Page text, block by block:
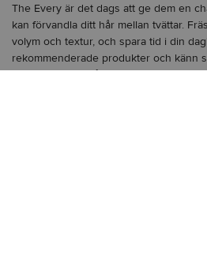
The Every är det dags att ge dem en
kan förvandla ditt hår mellan tvättar.
volym och textur, och spara tid i din
rekommenderade produkter och känn
det kärleksfulla vården det förtjänar